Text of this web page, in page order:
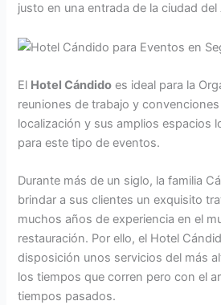
justo en una entrada de la ciudad del
El Hotel Cándido es ideal para la
reuniones de trabajo y
localización y sus amplios espacios
para este tipo de eventos.
Durante más de un siglo, la familia
brindar a sus clientes un exquisito
muchos años de experiencia en el
restauración. Por ello, el Hotel
disposición unos servicios del más
los tiempos que corren pero con el
tiempos pasados.